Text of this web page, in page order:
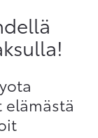
elämästä